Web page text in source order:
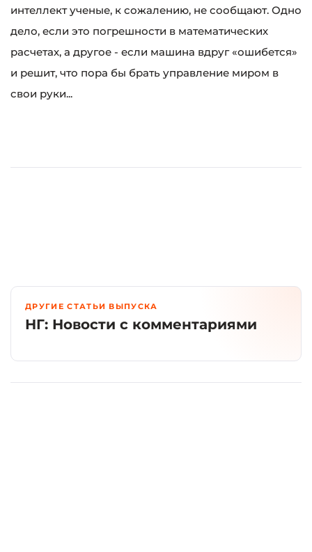
интеллект ученые, к сожалению, не сообщают. Одно
дело, если это погрешности в математических
расчетах, а другое - если машина вдруг «ошибется»
и решит, что пора бы брать управление миром в
свои руки...
ДРУГИЕ СТАТЬИ ВЫПУСКА
НГ: Новости с комментариями